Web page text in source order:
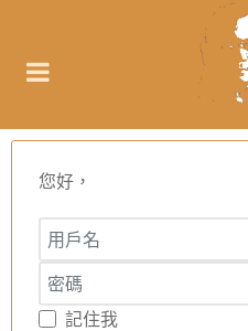
您好，
用戶名
密碼
記住我